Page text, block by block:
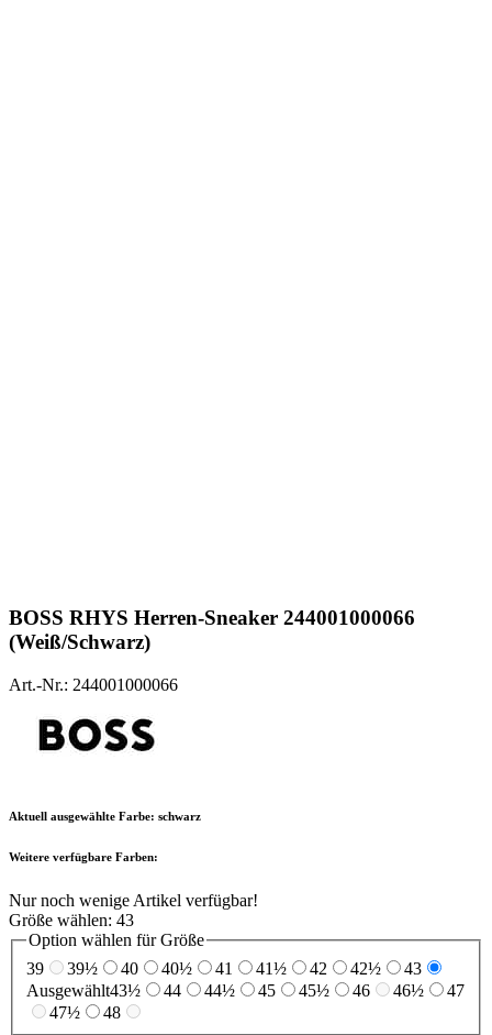
BOSS RHYS Herren-Sneaker 244001000066
(Weiß/Schwarz)
Art.-Nr.: 244001000066
Aktuell ausgewählte Farbe: schwarz
Weitere verfügbare Farben:
Nur noch wenige Artikel verfügbar!
Größe wählen: 43
Option wählen für Größe
39
39½ 40 40½ 41 41½ 42 42½
43
Ausgewählt43½ 44 44½ 45 45½ 46 46½
47
47½
48